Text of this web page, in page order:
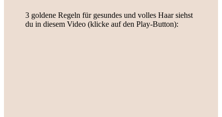
3 goldene Regeln für gesundes und volles Haar siehst
du in diesem Video (klicke auf den Play-Button):